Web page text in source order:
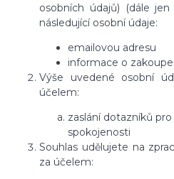
osobních údajů) (dále jen
následující osobní údaje:
emailovou adresu
informace o
Výše uvedené osobní
účelem:
zaslání dotazníků
spokojenosti
Souhlas udělujete na
za účelem: